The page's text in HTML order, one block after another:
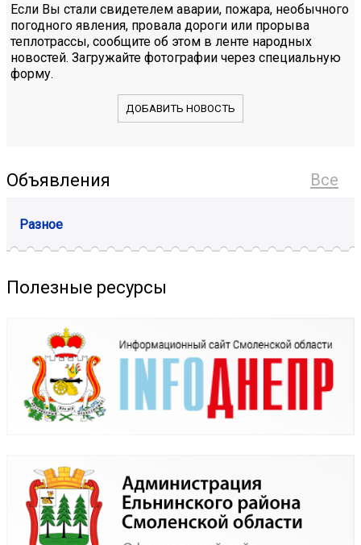
Если Вы стали свидетелем аварии, пожара, необычного
погодного явления, провала дороги или прорыва
теплотрассы, сообщите об этом в ленте народных
новостей. Загружайте фотографии через специальную
форму.
ДОБАВИТЬ НОВОСТЬ
Все
Объявления
Разное
Полезные ресурсы